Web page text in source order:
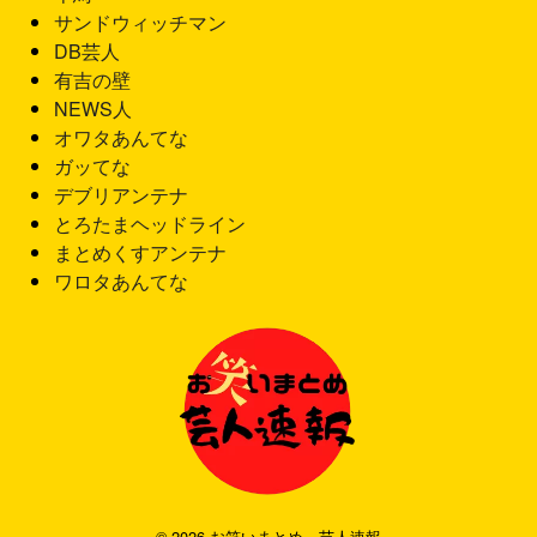
サンドウィッチマン
DB芸人
有吉の壁
NEWS人
オワタあんてな
ガッてな
デブリアンテナ
とろたまヘッドライン
まとめくすアンテナ
ワロタあんてな